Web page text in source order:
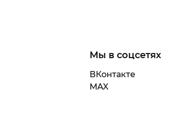
Мы в соцсетях
ВКонтакте
MAX